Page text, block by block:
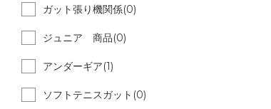
ガット張り機関係(0)
ジュニア 商品(0)
アンダーギア(1)
ソフトテニスガット(0)